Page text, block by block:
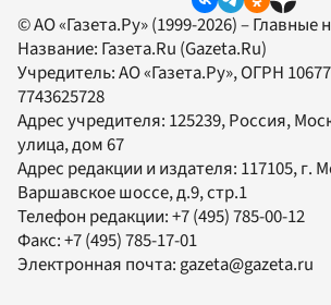
© АО «Газета.Ру» (1999-2026) – Главные
Название: Газета.Ru (Gazeta.Ru)
Учредитель:АО «Газета.Ру», ОГРН
7743625728
Адрес учредителя: 125239, Россия,
улица, дом 67
Адрес редакции и издателя: 117105, г.
Варшавское шоссе, д.9, стр.1
Телефон редакции:+7 (495) 785-00-12
Факс:+7 (495) 785-17-01
Электронная почта: gazeta@gazeta.ru